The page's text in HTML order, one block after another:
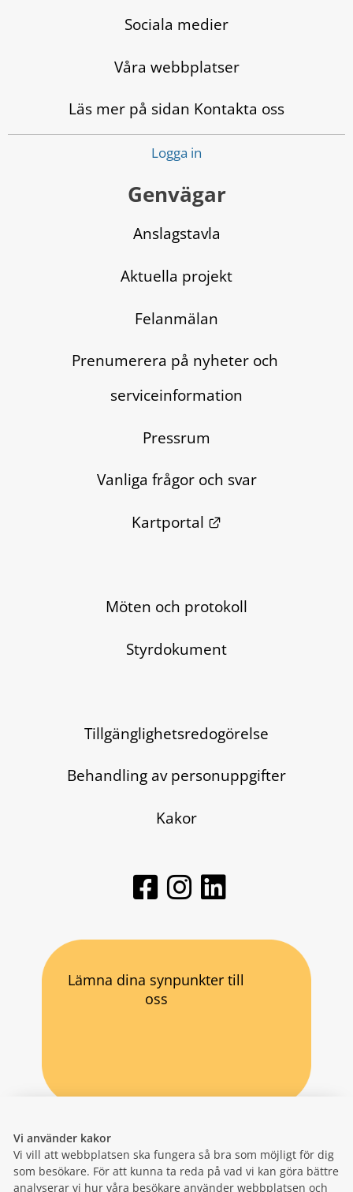
Vi använder kakor
Vi vill att webbplatsen ska fungera så bra som möjligt för dig
som besökare. För att kunna ta reda på vad vi kan göra bättre
analyserar vi hur våra besökare använder webbplatsen och
Sociala medier
Våra webbplatser
Läs mer på sidan Kontakta oss
Logga in
Genvägar
Anslagstavla
Aktuella projekt
Felanmälan
Prenumerera på nyheter och
serviceinformation
Pressrum
Vanliga frågor och svar
Kartportal
Länk till annan
Möten och protokoll
Styrdokument
Tillgänglighetsredogörelse
Behandling av personuppgifter
Kakor
Lämna dina synpunkter till
oss